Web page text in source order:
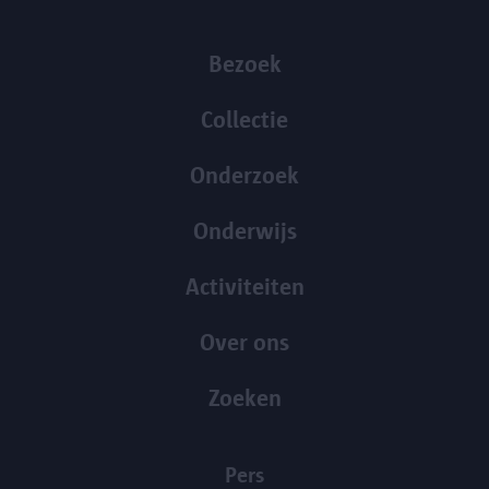
Bezoek
Collectie
Onderzoek
Onderwijs
Activiteiten
Over ons
Zoeken
Pers